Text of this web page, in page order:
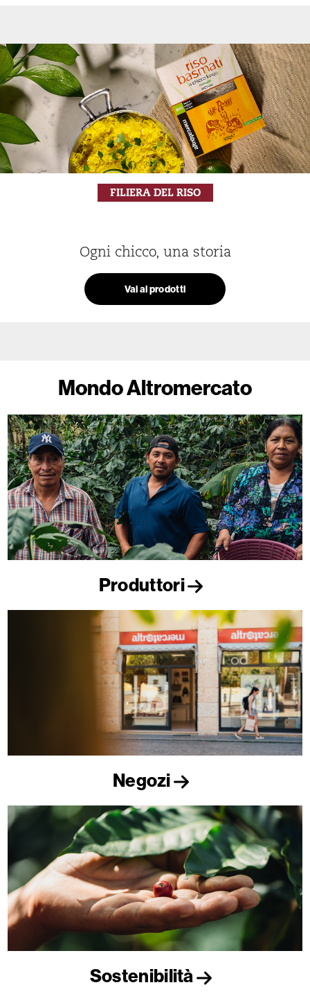
FILIERA DEL RISO
Ogni chicco, una storia
Vai ai prodotti
Mondo Altromercato
Produttori
Negozi
Sostenibilità